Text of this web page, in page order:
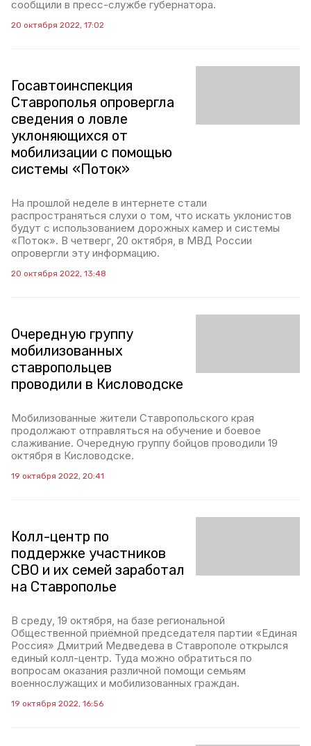
сообщили в пресс-службе губернатора.
20 октября 2022, 17:02
Госавтоинспекция
Ставрополья опровергла
сведения о ловле
уклоняющихся от
мобилизации с помощью
системы «Поток»
На прошлой неделе в интернете стали
распространяться слухи о том, что искать уклонистов
будут с использованием дорожных камер и системы
«Поток». В четверг, 20 октября, в МВД России
опровергли эту информацию.
20 октября 2022, 13:48
Очередную группу
мобилизованных
ставропольцев
проводили в Кисловодске
Мобилизованные жители Ставропольского края
продолжают отправляться на обучение и боевое
слаживание. Очередную группу бойцов проводили 19
октября в Кисловодске.
19 октября 2022, 20:41
Колл-центр по
поддержке участников
СВО и их семей заработал
на Ставрополье
В среду, 19 октября, на базе региональной
Общественной приёмной председателя партии «Единая
Россия» Дмитрий Медведева в Ставрополе открылся
единый колл-центр. Туда можно обратиться по
вопросам оказания различной помощи семьям
военнослужащих и мобилизованных граждан.
19 октября 2022, 16:56